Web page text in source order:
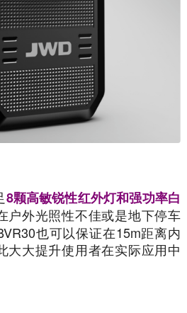
8颗高敏锐性红外灯和强功率白
户外光照性不佳或是地下停车
也可以保证在15m距离内
大大提升使用者在实际应用中